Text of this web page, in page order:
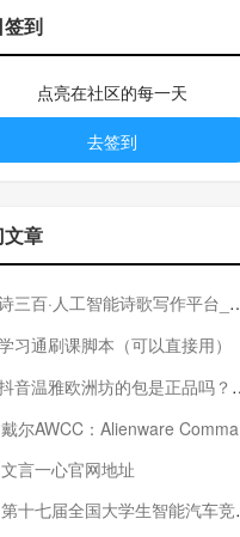
到
点亮在社区的每一天
去签到
章
三百·人工智能诗歌写作平台_在线作诗机_藏头诗生成器_电脑对联_姓名作诗
习通刷课脚本（可以直接用）
音温雅欧洲坊的包是正品吗？温雅卖的包为啥那么便宜？
戴尔AWCC：Alienware Command Center 故障排除方法，里面附有超全详解呦，快来快来，欢迎观看~
文言一心官网地址
第十七届全国大学生智能汽车竞赛全国总决赛参赛队伍奖项公告